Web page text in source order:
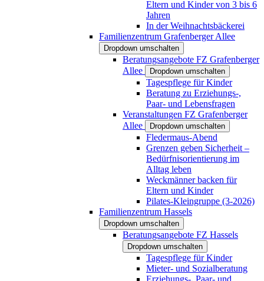
Eltern und Kinder von 3 bis 6
Jahren
In der Weihnachtsbäckerei
Familienzentrum Grafenberger Allee
Dropdown umschalten
Beratungsangebote FZ Grafenberger
Allee
Dropdown umschalten
Tagespflege für Kinder
Beratung zu Erziehungs-,
Paar- und Lebensfragen
Veranstaltungen FZ Grafenberger
Allee
Dropdown umschalten
Fledermaus-Abend
Grenzen geben Sicherheit –
Bedürfnisorientierung im
Alltag leben
Weckmänner backen für
Eltern und Kinder
Pilates-Kleingruppe (3-2026)
Familienzentrum Hassels
Dropdown umschalten
Beratungsangebote FZ Hassels
Dropdown umschalten
Tagespflege für Kinder
Mieter- und Sozialberatung
Erziehungs-, Paar- und